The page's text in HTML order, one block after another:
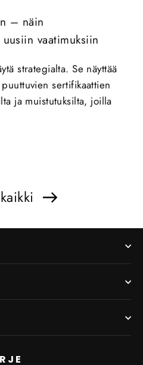
– näin
vaatimuksiin
strategialta. Se näyttää
sertifikaattien
ja muistutuksilta, joilla